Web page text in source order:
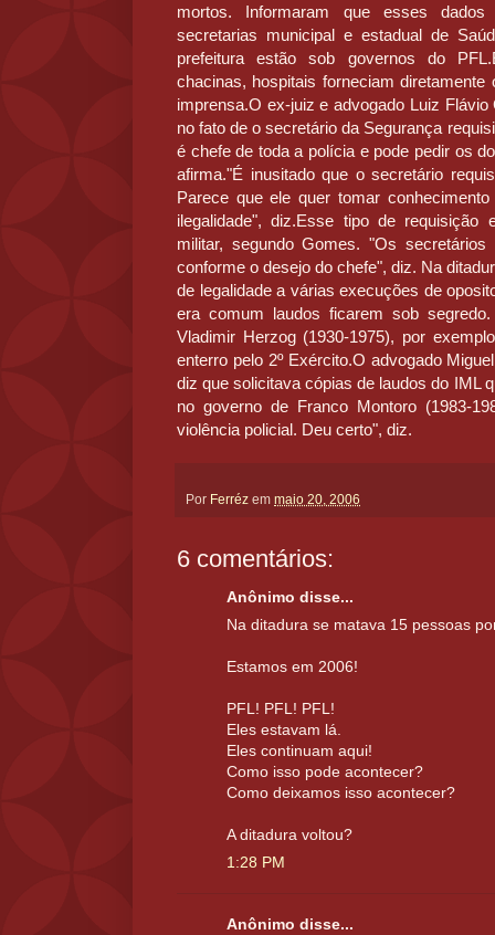
mortos. Informaram que esses
secretarias municipal e estadual de
prefeitura estão sob governos do
chacinas, hospitais forneciam
imprensa.O ex-juiz e advogado Luiz
no fato de o secretário da Segurança
é chefe de toda a polícia e pode pedir os
afirma."É inusitado que o secretário
Parece que ele quer tomar
ilegalidade", diz.Esse tipo de requisição
militar, segundo Gomes. "Os
conforme o desejo do chefe", diz. Na
de legalidade a várias execuções de
era comum laudos ficarem sob
Vladimir Herzog (1930-1975), por
enterro pelo 2º Exército.O advogado
diz que solicitava cópias de laudos do IML
no governo de Franco Montoro (1983-
violência policial. Deu certo", diz.
Por Ferréz em maio 20, 2006
6 comentários:
Anônimo disse...
Na ditadura se matava 15 pessoas
Estamos em 2006!
PFL! PFL! PFL!
Eles estavam lá.
Eles continuam aqui!
Como isso pode acontecer?
Como deixamos isso acontecer?
A ditadura voltou?
1:28 PM
Anônimo disse...